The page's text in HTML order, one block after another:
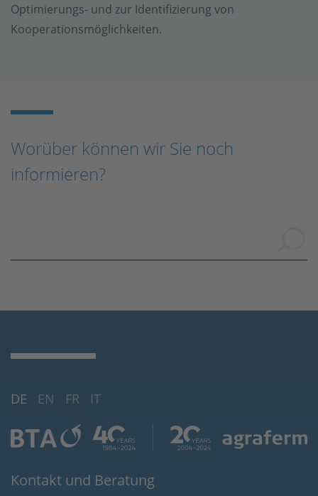
Optimierungs- und zur Identifizierung von
Kooperationsmöglichkeiten.
Worüber können wir Sie noch
informieren?
DE EN FR IT
Kontakt und Beratung